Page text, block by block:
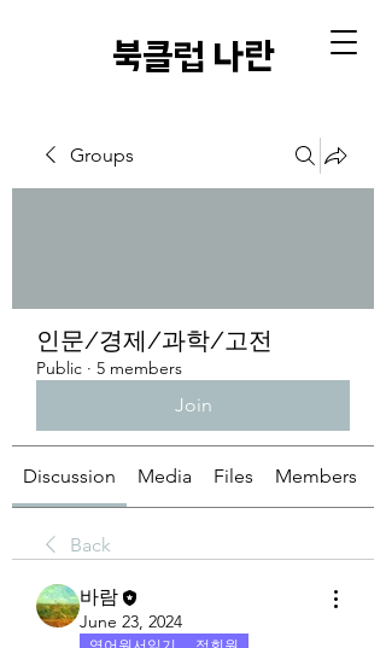
​북클럽 나란
Groups
인문/경제/과학/고전
Public · 5 members
Join
Discussion Media Files Members
Back
바람
June 23, 2024